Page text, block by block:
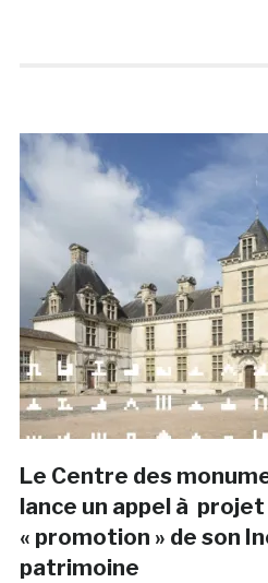
Le Centre des
lance un appel à
« promotion » de son
patrimoine